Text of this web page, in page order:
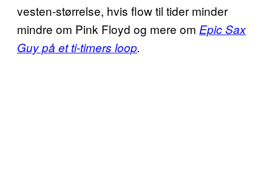
vesten-størrelse, hvis flow til tider minder
mindre om Pink Floyd og mere om Epic Sax
Guy på et ti-timers loop.